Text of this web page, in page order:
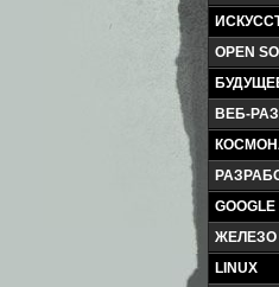
OPEN
ВЕБ-
GOOGLE
ЖЕЛЕЗО
LINUX